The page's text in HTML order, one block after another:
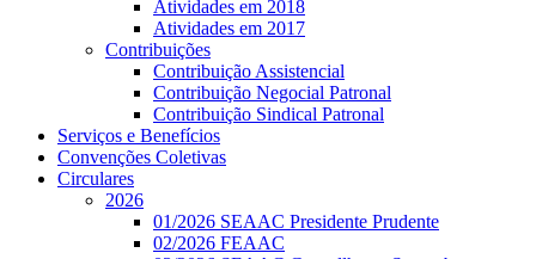
Atividades em 2018
Atividades em 2017
Contribuições
Contribuição Assistencial
Contribuição Negocial Patronal
Contribuição Sindical Patronal
Serviços e Benefícios
Convenções Coletivas
Circulares
2026
01/2026 SEAAC Presidente Prudente
02/2026 FEAAC